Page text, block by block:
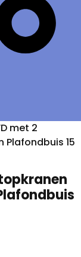
met 2
15